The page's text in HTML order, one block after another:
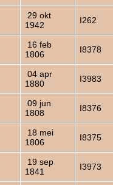
29 okt
1942
I262
16 feb
1806
I8378
04 apr
1880
I3983
09 jun
1808
I8376
18 mei
1806
I8375
19 sep
1841
I3973